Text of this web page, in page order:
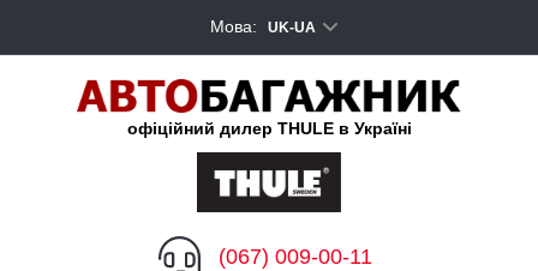
Мова: UK-UA
офіційний дилер THULE в Україні
(067) 009-00-11